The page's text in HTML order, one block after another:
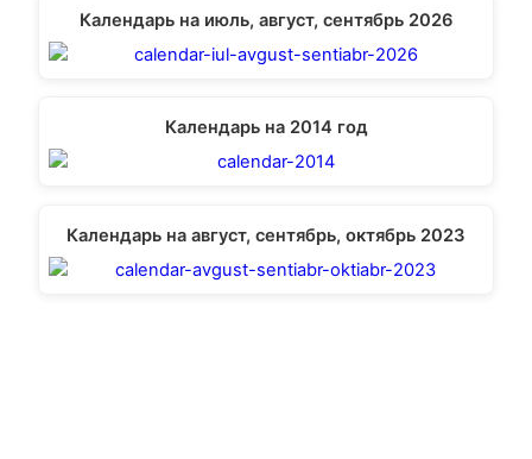
Календарь на июль, август, сентябрь 2026
Календарь на 2014 год
Календарь на август, сентябрь, октябрь 2023